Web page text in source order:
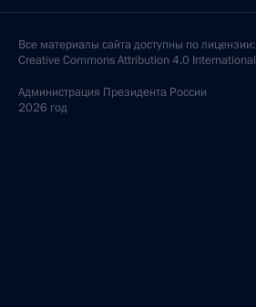
Все материалы сайта доступны по лицензии:
Creative Commons Attribution 4.0 International
Администрация Президента России
2026 год